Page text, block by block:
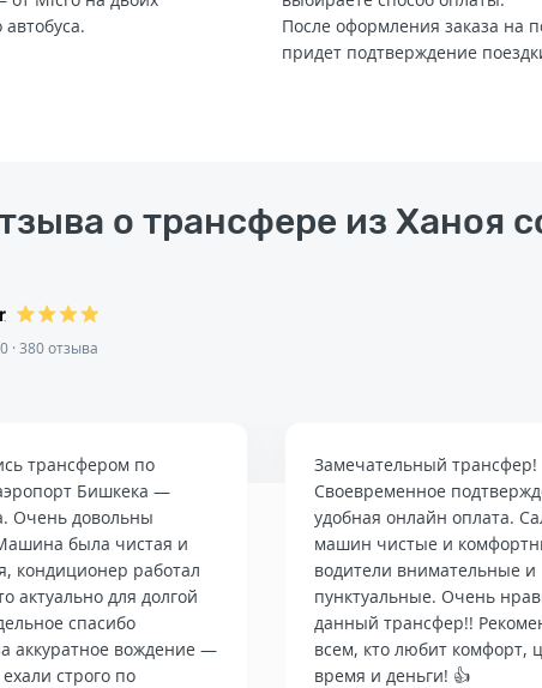
После оформления заказа на
придет подтверждение
о трансфере из Ханоя
· 380 отзыва
трансфером по
Бишкека —
Очень довольны
была чистая и
кондиционер работал
актуально для долгой
спасибо
аккуратное вождение —
строго по
Замечательный трансфер!
Своевременное
удобная онлайн оплата.
машин чистые и
водители внимательные и
пунктуальные. Очень
данный трансфер!!
всем, кто любит комфорт,
время и деньги! 👍